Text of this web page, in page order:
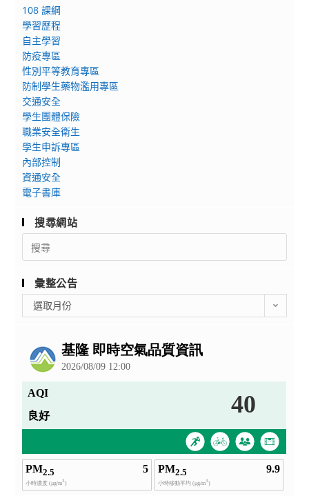
108 課綱
學習歷程
自主學習
防疫專區
性別平等教育專區
防制學生藥物濫用專區
交通安全
學生團體保險
職業安全衛生
學生申訴專區
內部控制
資通安全
電子書庫
搜尋網站
Search
for:
彙整公告
整
選取月份